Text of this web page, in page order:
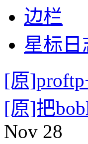
边栏
星标日
[原
[原]把
Nov 28